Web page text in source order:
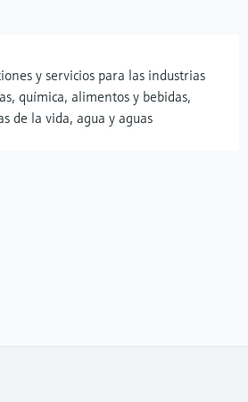
y servicios para las industrias
química, alimentos y bebidas,
de la vida, agua y aguas